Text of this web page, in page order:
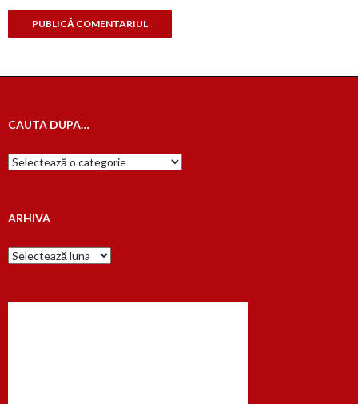
CAUTA DUPA…
Cauta
dupa…
ARHIVA
Arhiva